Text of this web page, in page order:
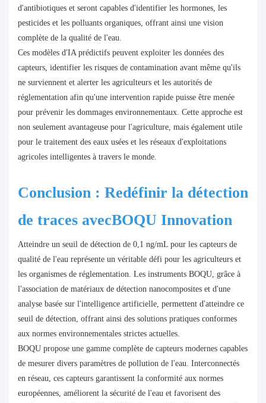
d'antibiotiques et seront capables d'identifier les hormones, les
pesticides et les polluants organiques, offrant ainsi une vision
complète de la qualité de l'eau.
Ces modèles d'IA prédictifs peuvent exploiter les données des
capteurs, identifier les risques de contamination avant même qu'ils
ne surviennent et alerter les agriculteurs et les autorités de
réglementation afin qu'une intervention rapide puisse être menée
pour prévenir les dommages environnementaux. Cette approche est
non seulement avantageuse pour l'agriculture, mais également utile
pour le traitement des eaux usées et les réseaux d'exploitations
agricoles intelligentes à travers le monde.
Conclusion : Redéfinir la détection
de traces avecBOQU Innovation
Atteindre un seuil de détection de 0,1 ng/mL pour les capteurs de
qualité de l'eau représente un véritable défi pour les agriculteurs et
les organismes de réglementation. Les instruments BOQU, grâce à
l'association de matériaux de détection nanocomposites et d'une
analyse basée sur l'intelligence artificielle, permettent d'atteindre ce
seuil de détection, offrant ainsi des solutions pratiques conformes
aux normes environnementales strictes actuelles.
BOQU propose une gamme complète de capteurs modernes capables
de mesurer divers paramètres de pollution de l'eau. Interconnectés
en réseau, ces capteurs garantissent la conformité aux normes
européennes, améliorent la sécurité de l'eau et favorisent des